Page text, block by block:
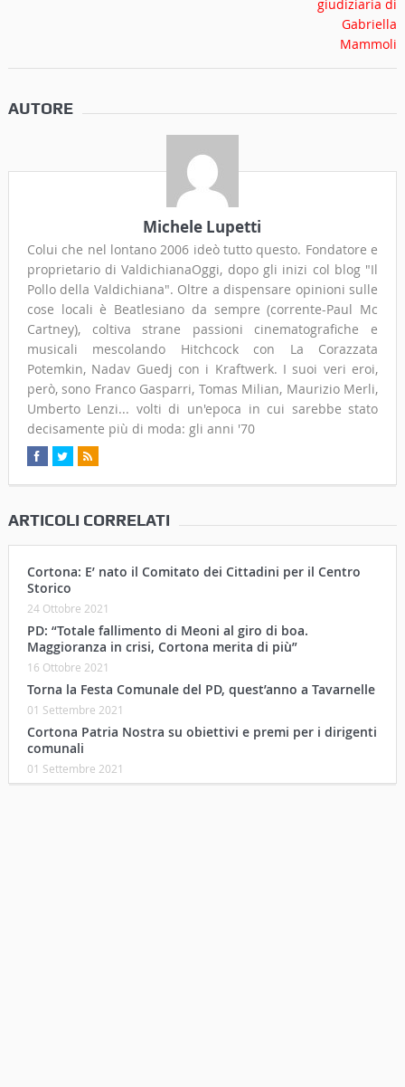
AUTORE
Michele Lupetti
Colui che nel lontano 2006 ideò tutto questo. Fondatore e
proprietario di ValdichianaOggi, dopo gli inizi col blog "Il
Pollo della Valdichiana". Oltre a dispensare opinioni sulle
cose locali è Beatlesiano da sempre (corrente-Paul Mc
Cartney), coltiva strane passioni cinematografiche e
musicali mescolando Hitchcock con La Corazzata
Potemkin, Nadav Guedj con i Kraftwerk. I suoi veri eroi,
però, sono Franco Gasparri, Tomas Milian, Maurizio Merli,
Umberto Lenzi... volti di un'epoca in cui sarebbe stato
decisamente più di moda: gli anni '70
ARTICOLI CORRELATI
Cortona: E’ nato il Comitato dei Cittadini per il Centro
Storico
24 Ottobre 2021
PD: “Totale fallimento di Meoni al giro di boa.
Maggioranza in crisi, Cortona merita di più”
16 Ottobre 2021
Torna la Festa Comunale del PD, quest’anno a Tavarnelle
01 Settembre 2021
Cortona Patria Nostra su obiettivi e premi per i dirigenti
comunali
01 Settembre 2021